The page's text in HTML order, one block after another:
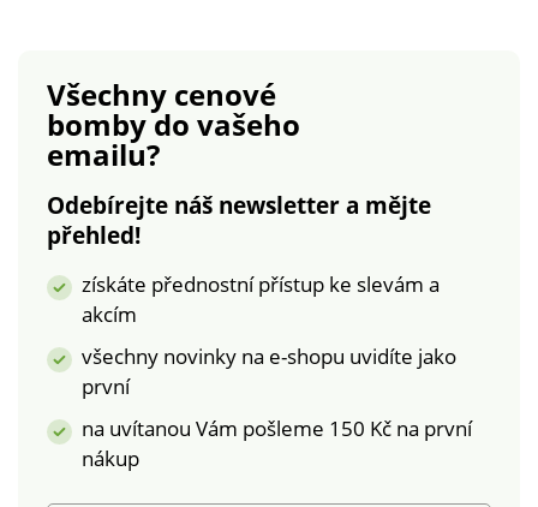
dobrým odpružením.
Podpatek cca 2,5 cm.
Vzdušný pletený
přechodem ​.
Elastické šněrování ​.
podešev. S poutkem
na patě . Dobré
odpružení.
Protiskluzová
a příjemné na nošení.
pro ochranu před
Všechny cenové
bombydo vašeho
emailu?
Odebírejte náš newsletter a mějte
přehled!
získáte přednostní přístup ke slevám a
akcím
všechny novinky na e-shopu uvidíte jako
první
na uvítanou Vám pošleme 150 Kč na první
nákup